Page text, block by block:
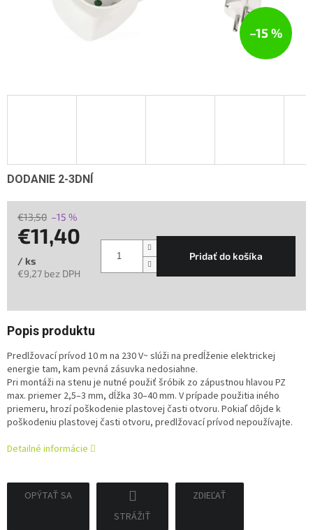
–15 %
DODANIE 2-3DNÍ
€13,50 –15 %
€11,40
/ ks
€9,27 bez DPH
Pridať do košíka
Popis produktu
Predlžovací prívod 10 m na 230 V~ slúži na predĺženie elektrickej
energie tam, kam pevná zásuvka nedosiahne.
Pri montáži na stenu je nutné použiť šróbik zo zápustnou hlavou PZ
max. priemer 2,5–3 mm, dĺžka 30–40 mm. V prípade použitia iného
priemeru, hrozí poškodenie plastovej časti otvoru. Pokiaľ dôjde k
poškodeniu plastovej časti otvoru, predlžovací prívod nepoužívajte.
Detailné informácie
OPÝTAŤ SA
STRÁŽIŤ
ZDIEĽAŤ